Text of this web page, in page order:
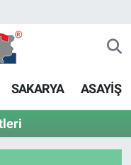
SAKARYA ASAYİŞ